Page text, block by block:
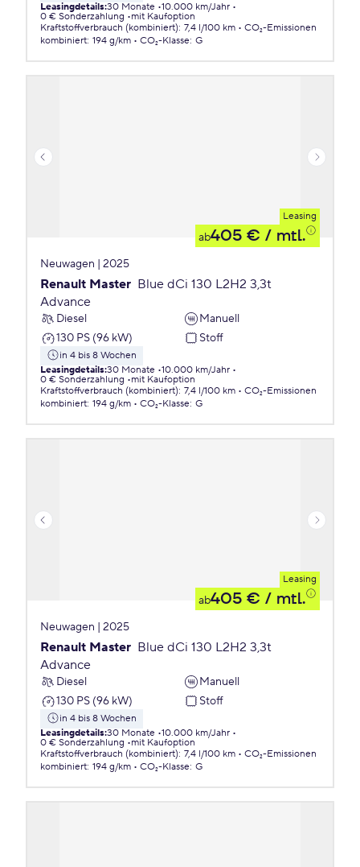
Leasingdetails:30 Monate 10.000 km/Jahr
0 € Sonderzahlung
mit Kaufoption
Kraftstoffverbrauch (kombiniert): 7,4 l/100 km
CO₂-Emissionen
kombiniert: 194 g/km CO₂-Klasse: G
Leasing
ab405 € / mtl.
Neuwagen | 2025
Renault Master Blue dCi 130 L2H2 3,3t
Advance
Diesel
Manuell
130 PS (96 kW)
Stoff
in 4 bis 8 Wochen
Leasingdetails:30 Monate 10.000 km/Jahr
0 € Sonderzahlung
mit Kaufoption
Kraftstoffverbrauch (kombiniert): 7,4 l/100 km
CO₂-Emissionen
kombiniert: 194 g/km CO₂-Klasse: G
Leasing
ab405 € / mtl.
Neuwagen | 2025
Renault Master Blue dCi 130 L2H2 3,3t
Advance
Diesel
Manuell
130 PS (96 kW)
Stoff
in 4 bis 8 Wochen
Leasingdetails:30 Monate 10.000 km/Jahr
0 € Sonderzahlung
mit Kaufoption
Kraftstoffverbrauch (kombiniert): 7,4 l/100 km
CO₂-Emissionen
kombiniert: 194 g/km CO₂-Klasse: G